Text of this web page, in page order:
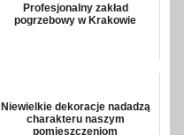
Profesjonalny zakład
pogrzebowy w Krakowie
Niewielkie dekoracje nadadzą
charakteru naszym
pomieszczeniom